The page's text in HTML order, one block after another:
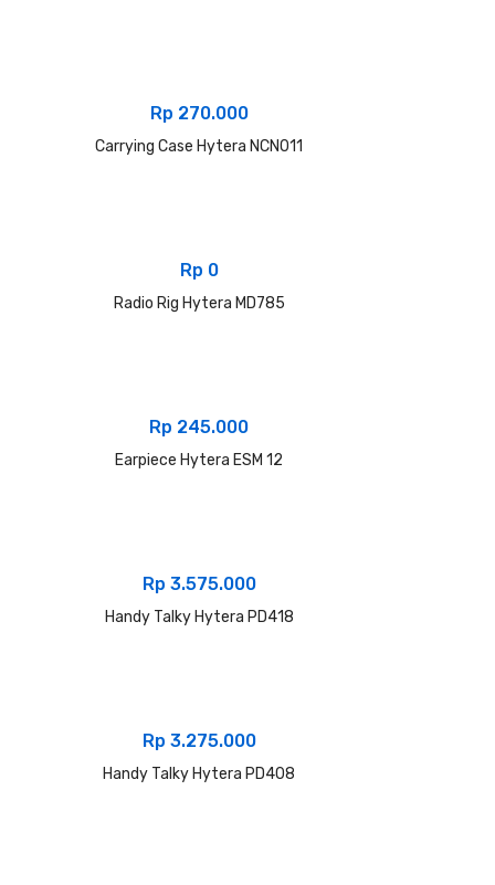
Rp 270.000
Carrying Case Hytera NCN011
Rp 0
Radio Rig Hytera MD785
Rp 245.000
Earpiece Hytera ESM 12
Rp 3.575.000
Handy Talky Hytera PD418
Rp 3.275.000
Handy Talky Hytera PD408